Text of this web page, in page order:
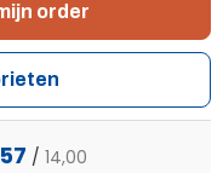
order
/ 14,00